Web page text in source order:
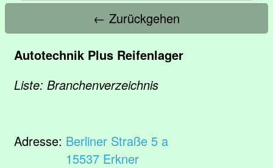
← Zurückgehen
Autotechnik Plus Reifenlager
Liste: Branchenverzeichnis
Adresse: Berliner Straße 5 a
15537 Erkner